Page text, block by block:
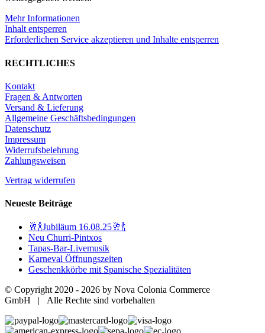
Mehr Informationen
Inhalt entsperren
Erforderlichen Service akzeptieren und Inhalte entsperren
RECHTLICHES
Kontakt
Fragen & Antworten
Versand & Lieferung
Allgemeine Geschäftsbedingungen
Datenschutz
Impressum
Widerrufsbelehrung
Zahlungsweisen
Vertrag widerrufen
Neueste Beiträge
🥂🍾Jubiläum 16.08.25🥂🍾
Neu Churri-Pintxos
Tapas-Bar-Livemusik
Karneval Öffnungszeiten
Geschenkkörbe mit Spanische Spezialitäten
© Copyright 2020 - 2026 by Nova Colonia Commerce
GmbH | Alle Rechte sind vorbehalten